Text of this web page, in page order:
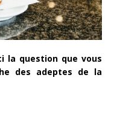
la question que vous
des adeptes de la